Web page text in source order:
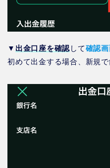
▼ 出金口座を確認 して確認
初めて出金する場合、新規で